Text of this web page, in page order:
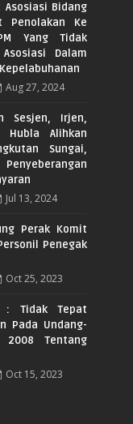
Asosiasi Bidang
Penolakan Ke
Yang Tidak
Dalam
Aug 27, 2024
Sesjen, Irjen,
Alihkan
Sungai,
Jul 13, 2024
Perak Komit
Penegak
Oct 25, 2023
: Tidak Tepat
Pada Undang-
Tentang
Oct 15, 2023